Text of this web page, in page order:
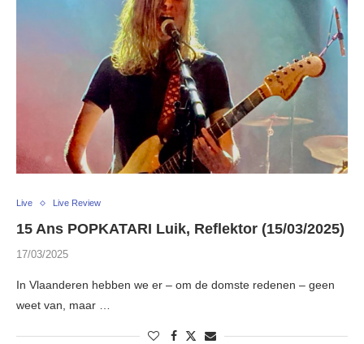
Live Live Review
15 Ans POPKATARI Luik, Reflektor (15/03/2025)
17/03/2025
In Vlaanderen hebben we er – om de domste redenen – geen
weet van, maar …